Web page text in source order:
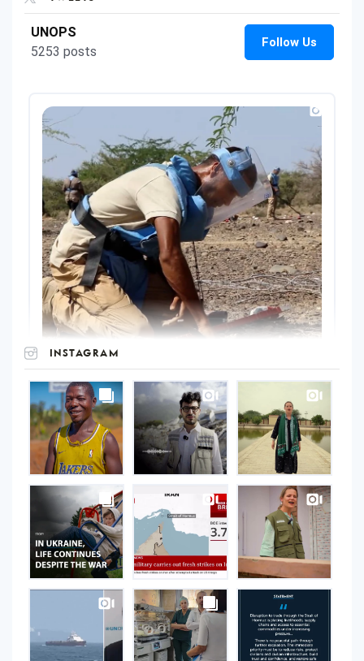
INSTAGRAM
UNOPS
on
Instagram